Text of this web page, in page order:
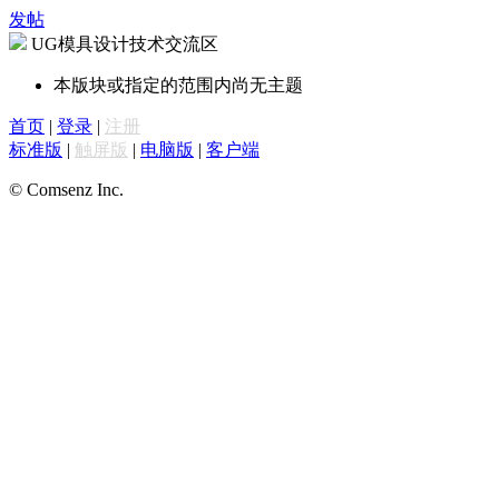
发帖
UG模具设计技术交流区
本版块或指定的范围内尚无主题
首页 | 登录 | 注册
标准版 | 触屏版 | 电脑版 | 客户端
© Comsenz Inc.